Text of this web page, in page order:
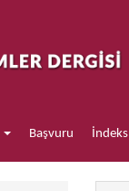
Başvuru İndeks